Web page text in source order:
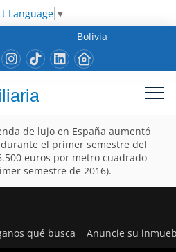
Language ▼
Bolivia
de lujo en España aumentó
el primer semestre del
euros por metro cuadrado
semestre de 2016).
qué busca Anuncie su